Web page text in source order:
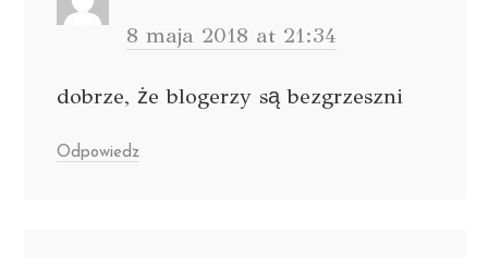
8 maja 2018 at 21:34
dobrze, że blogerzy są bezgrzeszni
Odpowiedz